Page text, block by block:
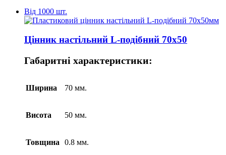
Від 1000 шт.
Цінник настільний L-подібний 70х50
Габаритні характеристики:
Ширина 70 мм.
Висота 50 мм.
Товщина 0.8 мм.